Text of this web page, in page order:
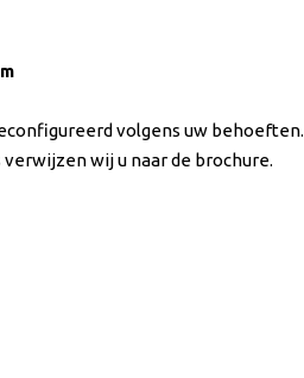
volgens uw behoeften.
wij u naar de brochure.